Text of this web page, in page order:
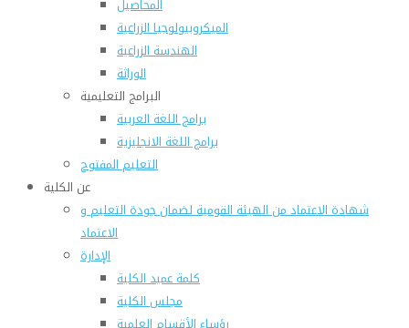
المحاصيل
الميكروبيولوجيا الزراعية
الهندسة الزراعية
الوراثة
البرامج التعليمية
برامج اللغة العربية
برامج اللغة الانجليزية
التعليم المفتوح
عن الكلية
شهادة الاعتماد من الهيئة القومية لضمان جودة التعليم و
الاعتماد
الإدارة
كلمة عميد الكلية
مجلس الكلية